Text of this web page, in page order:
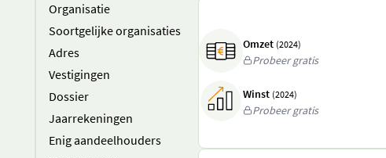
Organisatie
Soortgelijke organisaties
Adres
Vestigingen
Dossier
Jaarrekeningen
Enig aandeelhouders
Omzet (2024)
Probeer gratis
Winst (2024)
Probeer gratis